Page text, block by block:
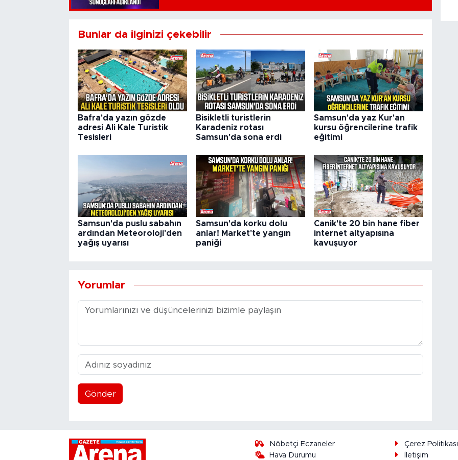
Bunlar da ilginizi çekebilir
Bafra'da yazın gözde
adresi Ali Kale Turistik
Tesisleri
Bisikletli turistlerin
Karadeniz rotası
Samsun'da sona erdi
Samsun'da yaz Kur'an
kursu öğrencilerine trafik
eğitimi
Samsun'da puslu sabahın
ardından Meteoroloji'den
yağış uyarısı
Samsun'da korku dolu
anlar! Market'te yangın
paniği
Canik'te 20 bin hane fiber
internet altyapısına
kavuşuyor
Yorumlar
Gönder
Nöbetçi Eczaneler
Hava Durumu
Çerez Politikası
İletişim